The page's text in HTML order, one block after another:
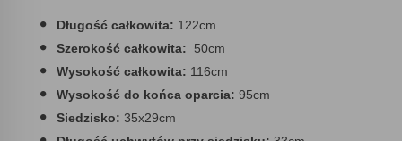
Długość całkowita: 122cm
Szerokość całkowita: 50cm
Wysokość całkowita: 116cm
Wysokość do końca oparcia: 95cm
Siedzisko: 35x29cm